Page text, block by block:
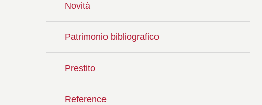
Novità
Patrimonio bibliografico
Prestito
Reference